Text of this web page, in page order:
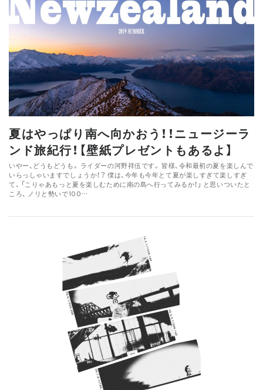
夏はやっぱり南へ向かおう！！ニュージーラ
ンド旅紀行！【壁紙プレゼントもあるよ】
いやー、どうもどうも。 ライダーの河野祥伍です。 皆様、令和最初の夏を楽しんで
いらっしゃいますでしょうか！？ 僕は、今年も今年とて夏が楽しすぎて楽しすぎ
て、 「こりゃあもっと夏を楽しむために南の島へ行ってみるか！」 と思いついたと
ころ、 ノリと勢いで100…